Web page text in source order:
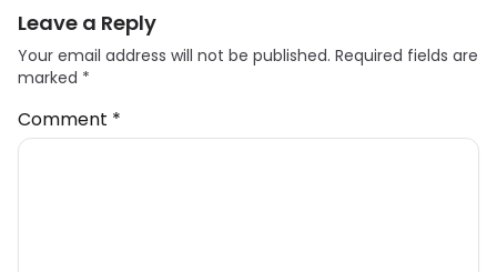
Leave a Reply
Your email address will not be published. Required fields are
marked *
Comment *